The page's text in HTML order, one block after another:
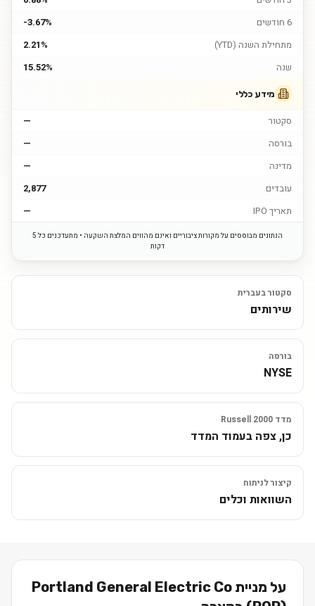
6 חודשים
-3.67%
מתחילת השנה (YTD)
2.21%
שנה
15.52%
מידע כללי
סקטור
—
בורסה
—
מדינה
—
עובדים
2,877
תאריך IPO
—
הנתונים מבוססים על מקורות ציבוריים ואינם מהווים המלצת השקעה • מתעדכנים כל 5
דקות
סקטור בעברית
שירותים
בורסה
NYSE
מדד Russell 2000
כן, צפה בעמוד המדד
קיצור לניתוח
השוואות וכלים
על מניית Portland General Electric Co